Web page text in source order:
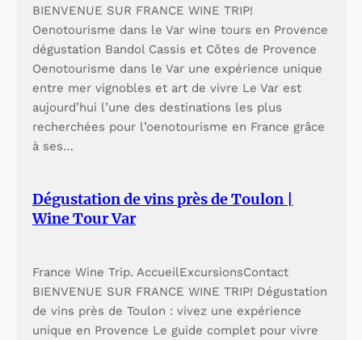
BIENVENUE SUR FRANCE WINE TRIP!
Oenotourisme dans le Var wine tours en Provence
dégustation Bandol Cassis et Côtes de Provence
Oenotourisme dans le Var une expérience unique
entre mer vignobles et art de vivre Le Var est
aujourd’hui l’une des destinations les plus
recherchées pour l’oenotourisme en France grâce
à ses…
Dégustation de vins près de Toulon |
Wine Tour Var
France Wine Trip. AccueilExcursionsContact
BIENVENUE SUR FRANCE WINE TRIP! Dégustation
de vins près de Toulon : vivez une expérience
unique en Provence Le guide complet pour vivre